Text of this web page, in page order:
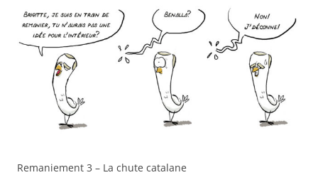
Remaniement 3 – La chute catalane